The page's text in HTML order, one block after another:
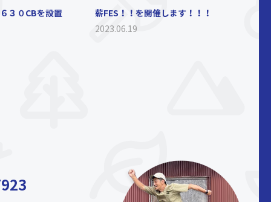
３０CBを設置 薪FES！！を開催します！！！
2023.06.19